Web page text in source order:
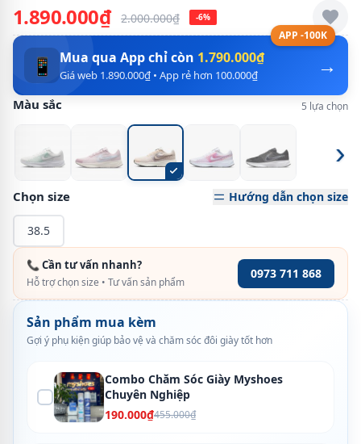
1.890.000₫ 2.000.000₫ -6%
APP -100K
→
📱 Mua qua App chỉ còn 1.790.000₫
Giá web 1.890.000₫ • App rẻ hơn 100.000₫
Màu sắc 5 lựa chọn
›
Chọn size Hướng dẫn chọn size
38.5
📞 Cần tư vấn nhanh?
Hỗ trợ chọn size • Tư vấn sản phẩm
0973 711 868
Sản phẩm mua kèm
Gợi ý phụ kiện giúp bảo vệ và chăm sóc đôi giày tốt hơn
Combo Chăm Sóc Giày Myshoes
Chuyên Nghiệp
190.000₫455.000₫